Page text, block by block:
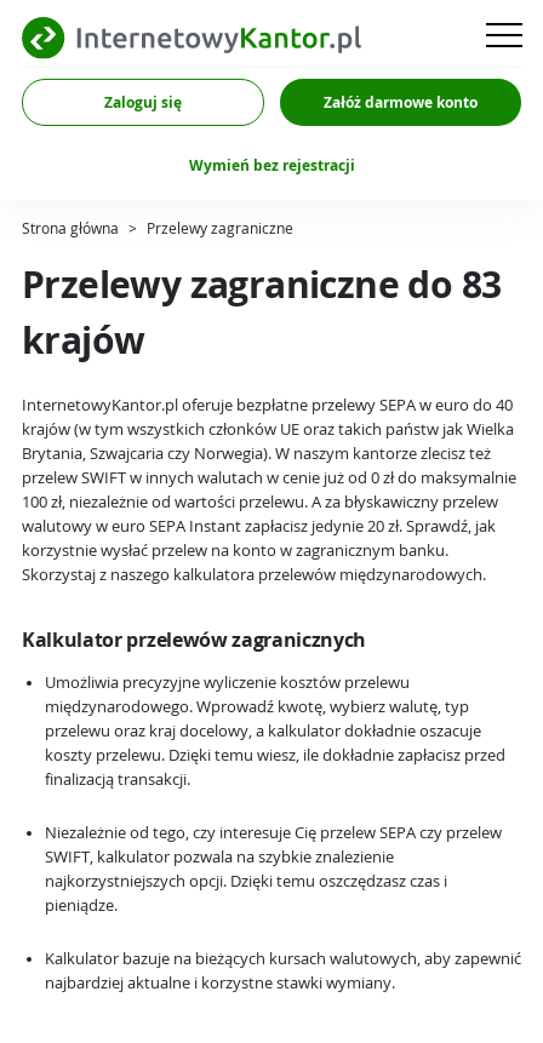
Zaloguj się Załóż darmowe konto
Wymień bez rejestracji
Strona główna > Przelewy zagraniczne
Przelewy zagraniczne do 83
krajów
InternetowyKantor.pl oferuje bezpłatne przelewy SEPA w euro do 40
krajów (w tym wszystkich członków UE oraz takich państw jak Wielka
Brytania, Szwajcaria czy Norwegia). W naszym kantorze zlecisz też
przelew SWIFT w innych walutach w cenie już od 0 zł do maksymalnie
100 zł, niezależnie od wartości przelewu. A za błyskawiczny przelew
walutowy w euro SEPA Instant zapłacisz jedynie 20 zł. Sprawdź, jak
korzystnie wysłać przelew na konto w zagranicznym banku.
Skorzystaj z naszego kalkulatora przelewów międzynarodowych.
Kalkulator przelewów zagranicznych
Umożliwia precyzyjne wyliczenie kosztów przelewu
międzynarodowego. Wprowadź kwotę, wybierz walutę, typ
przelewu oraz kraj docelowy, a kalkulator dokładnie oszacuje
koszty przelewu. Dzięki temu wiesz, ile dokładnie zapłacisz przed
finalizacją transakcji.
Niezależnie od tego, czy interesuje Cię przelew SEPA czy przelew
SWIFT, kalkulator pozwala na szybkie znalezienie
najkorzystniejszych opcji. Dzięki temu oszczędzasz czas i
pieniądze.
Kalkulator bazuje na bieżących kursach walutowych, aby zapewnić
najbardziej aktualne i korzystne stawki wymiany.